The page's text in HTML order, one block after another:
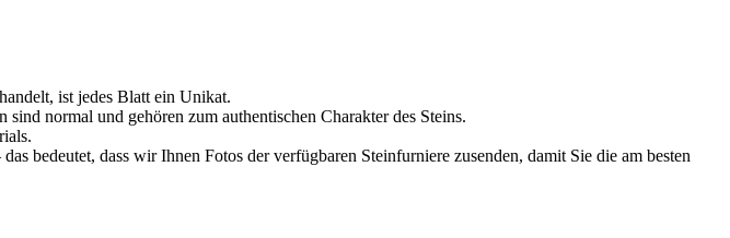
ist jedes Blatt ein Unikat.
normal und gehören zum authentischen Charakter des Steins.
bedeutet, dass wir Ihnen Fotos der verfügbaren Steinfurniere zusenden, damit Sie die am besten